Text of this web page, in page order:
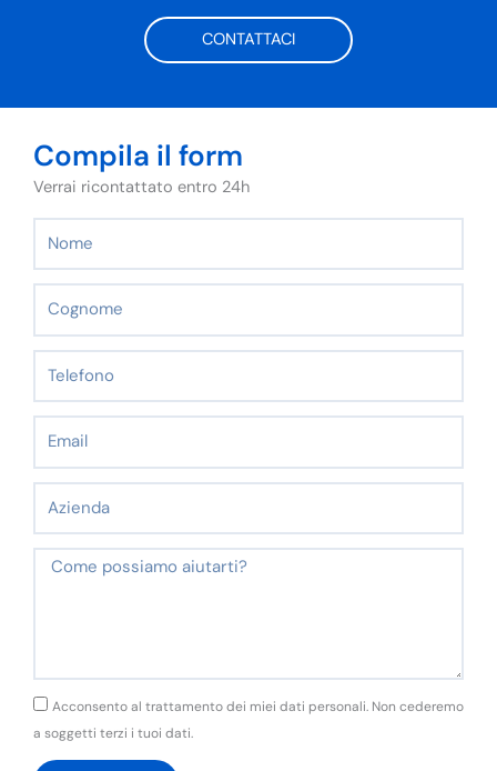
CONTATTACI
Compila il form
Verrai ricontattato entro 24h
Messaggio
GDPRAcconsento al trattamento dei miei dati personali. Non cederemo
a soggetti terzi i tuoi dati.